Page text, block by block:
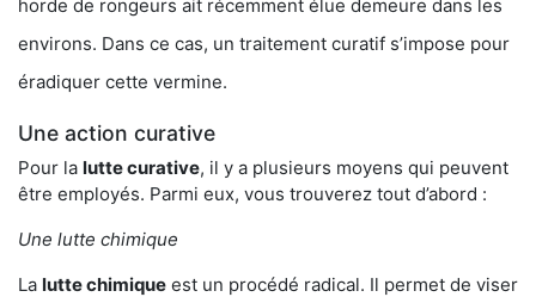
horde de rongeurs ait récemment élue demeure dans les
environs. Dans ce cas, un traitement curatif s’impose pour
éradiquer cette vermine.
Une action curative
Pour la lutte curative, il y a plusieurs moyens qui peuvent
être employés. Parmi eux, vous trouverez tout d’abord :
Une lutte chimique
La lutte chimique est un procédé radical. Il permet de viser